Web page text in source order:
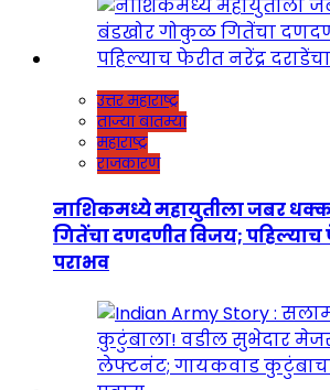
उत्तर महाराष्ट्र
ताज्या बातम्या
महाराष्ट्र
राजकारण
नाशिकमध्ये महायुतीला जबर
गितेंचा दणदणीत विजय; पहिल्याच
पराभव